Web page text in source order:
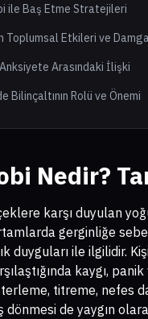
ile Baş Etme Stratejileri
Toplumsal Etkileri ve
Arasındaki İlişki
Bilinçaltının Rolü ve Önemi
Nedir?
karşı duyulan
gerginliğe
duyguları ile ilgilidir.
kaygı,
terleme, titreme, nefes
dönmesi de yaygın